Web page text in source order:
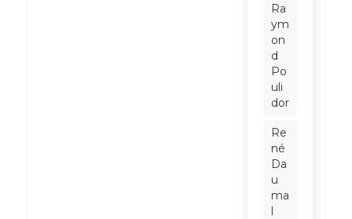
Ra
ym
on
d
Po
uli
dor
Re
né
Da
u
ma
l